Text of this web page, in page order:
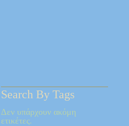
Search By Tags
Δεν υπάρχουν ακόμη
ετικέτες.